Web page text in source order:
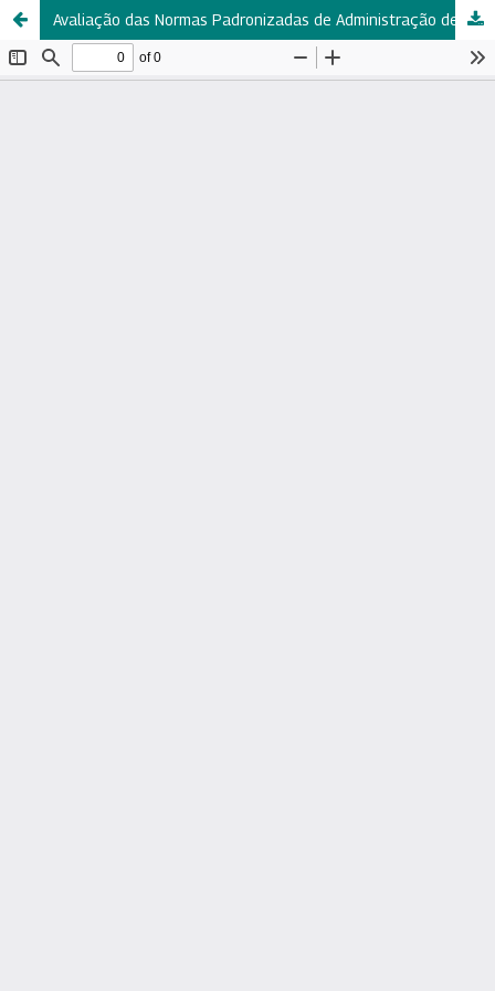
Avaliação das Normas Padronizadas de Administração de Pessoal